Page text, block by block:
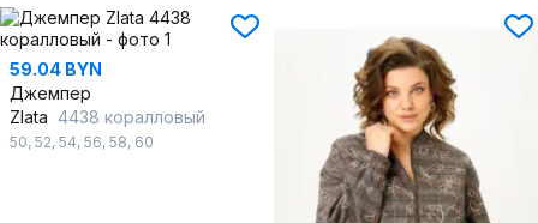
59.04 BYN
Джемпер
Zlata 4438 коралловый
50, 52, 54, 56, 58, 60